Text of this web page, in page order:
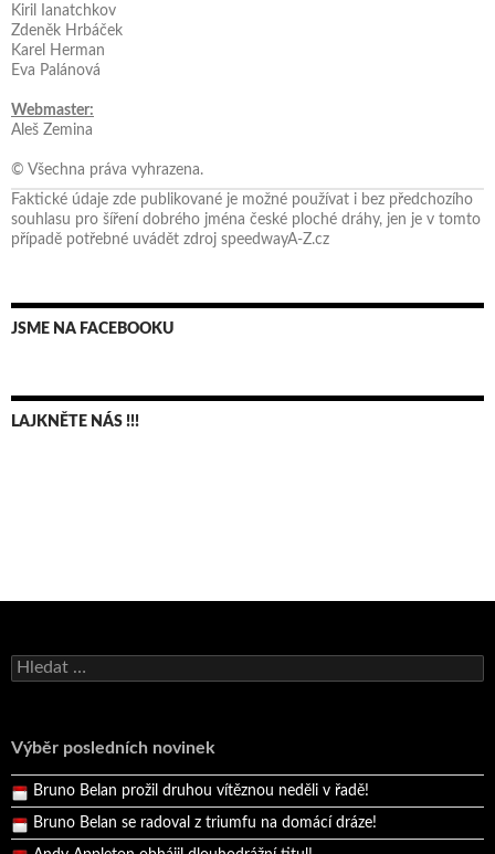
Kiril Ianatchkov
Zdeněk Hrbáček
Karel Herman
Eva Palánová
Webmaster:
Aleš Zemina
© Všechna práva vyhrazena.
Faktické údaje zde publikované je možné používat i bez předchozího
souhlasu pro šíření dobrého jména české ploché dráhy, jen je v tomto
případě potřebné uvádět zdroj speedwayA-Z.cz
JSME NA FACEBOOKU
LAJKNĚTE NÁS !!!
Vyhledávání
Výběr posledních novinek
Bruno Belan se radoval z triumfu na domácí dráze!
Pražský přebor neskrblil překvapeními!
Bruno Belan prožil druhou vítěznou neděli v řadě!
Bruno Belan se radoval z triumfu na domácí dráze!